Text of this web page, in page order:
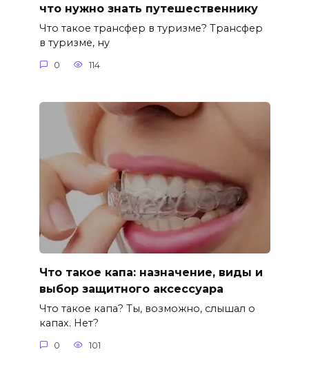
что нужно знать путешественнику
Что такое трансфер в туризме? Трансфер
в туризме, ну
0 114
Что такое капа: назначение, виды и
выбор защитного аксессуара
Что такое капа? Ты, возможно, слышал о
капах. Нет?
0 101